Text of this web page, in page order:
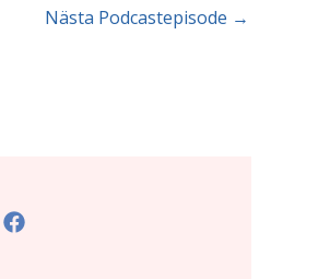
Nästa Podcastepisode →